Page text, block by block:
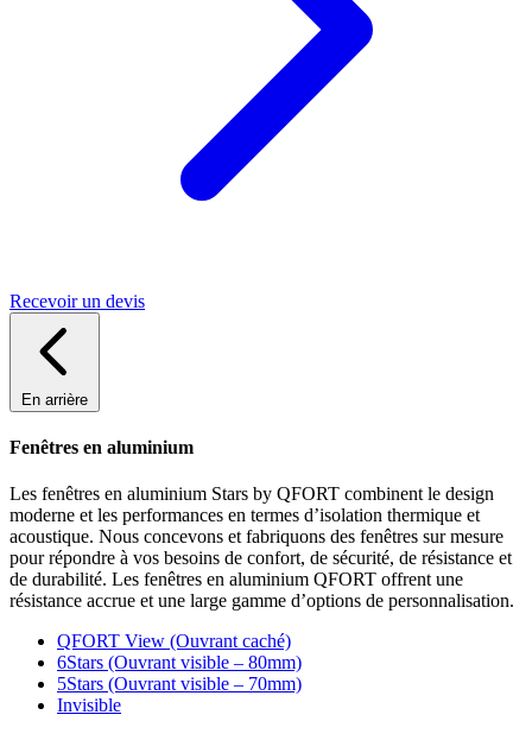
Recevoir un devis
En arrière
Fenêtres en aluminium
Les fenêtres en aluminium Stars by QFORT combinent le design
moderne et les performances en termes d’isolation thermique et
acoustique. Nous concevons et fabriquons des fenêtres sur mesure
pour répondre à vos besoins de confort, de sécurité, de résistance et
de durabilité. Les fenêtres en aluminium QFORT offrent une
résistance accrue et une large gamme d’options de personnalisation.
QFORT View (Ouvrant caché)
6Stars (Ouvrant visible – 80mm)
5Stars (Ouvrant visible – 70mm)
Invisible